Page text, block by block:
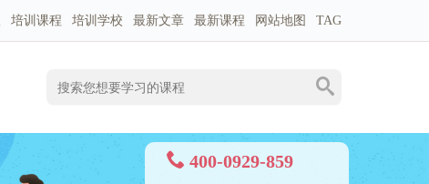
培训课程 培训学校 最新文章 最新课程 网站地图 TAG
400-0929-859